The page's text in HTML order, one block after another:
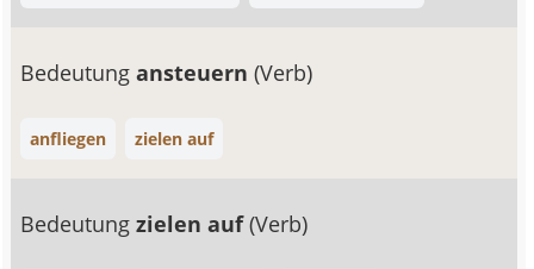
Bedeutungansteuern(Verb)
anfliegen zielen auf
Bedeutungzielen auf(Verb)